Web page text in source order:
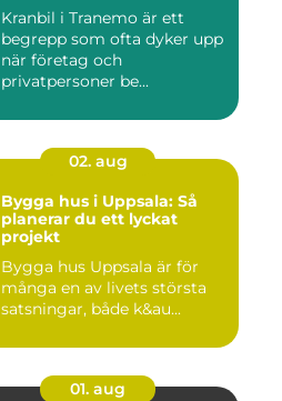
Kranbil i Tranemo är ett
begrepp som ofta dyker upp
när företag och
privatpersoner be...
02. aug
Bygga hus i Uppsala: Så
planerar du ett lyckat
projekt
Bygga hus Uppsala är för
många en av livets största
satsningar, både k&au...
01. aug